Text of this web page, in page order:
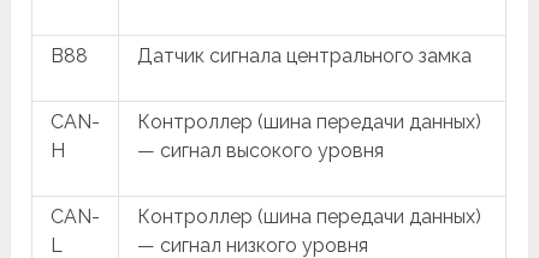
B88 Датчик сигнала центрального замка
CAN-
H
Контроллер (шина передачи данных)
— сигнал высокого уровня
CAN-
L
Контроллер (шина передачи данных)
— сигнал низкого уровня